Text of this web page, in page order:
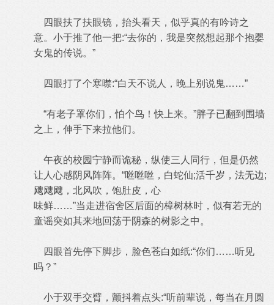
四眼扶了扶眼镜，抬头看天，似乎真的有吟诗之
意。小于推了他一把:“去你的，我是突然想起那个抱婴
女鬼的传说。”
四眼打了个寒噤:“白天不说人，晚上别说鬼……”
“有老子罩你们，怕个鸟！快上来。”胖子已翻到围墙
之上，伸手下来拉他们。
午夜的校园宁静而诡秘，纵使三人同行，但是仍然
让人心感阴风阵阵。“咝咝咝，白蛇仙;活千岁，法无边;
飕飕飕，北风吹，饱肚皮，心
味鲜……”当走进宿舍区后面的樟树林时，似有若无的
童谣突如其来地回荡于阴森的树影之中。
四眼首先停下脚步，脸色苍白如纸:“你们……听见
吗？”
小于双手交臂，颤抖着点头:“听前辈说，每当在月圆